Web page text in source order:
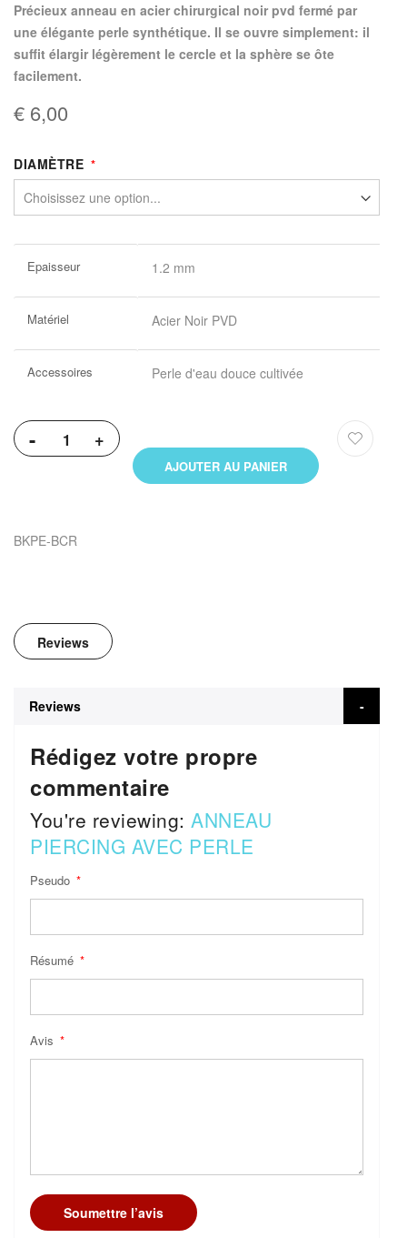
précieux anneau en acier chirurgical noir pvd fermé par
une élégante perle synthétique. Il se ouvre simplement: il
suffit élargir légèrement le cercle et la sphère se ôte
facilement.
€ 6,00
DIAMÈTRE
d’information
Epaisseur 1.2 mm
Matériel Acier Noir PVD
Accessoires Perle d'eau douce cultivée
- +
AJOUTER AU PANIER
BKPE-BCR
Reviews
Reviews
Rédigez votre propre
commentaire
You're reviewing: ANNEAU
PIERCING AVEC PERLE
Pseudo
Résumé
Avis
Soumettre l’avis